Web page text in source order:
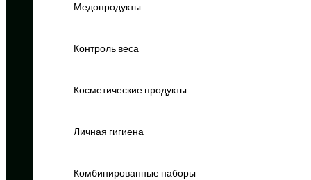
Медопродукты
Контроль веса
Косметические продукты
Личная гигиена
Комбинированные наборы